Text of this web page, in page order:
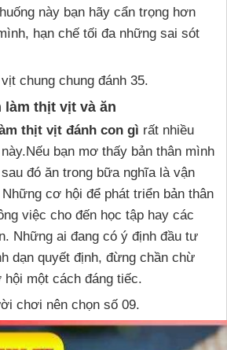
này bạn hãy cẩn trọng hơn
hạn chế tối đa những sai sót
chung chung đánh 35.
làm thịt vịt và ăn
thịt vịt đánh con gì rất nhiều
bạn mơ thấy bản thân mình
đó ăn trong bữa nghĩa là vận
cơ hội để phát triển bản thân
việc cho đến học tập hay các
Những ai đang có ý định đầu tư
dạn quyết định, đừng chần chừ
một cách đáng tiếc.
chơi nên chọn số 09.